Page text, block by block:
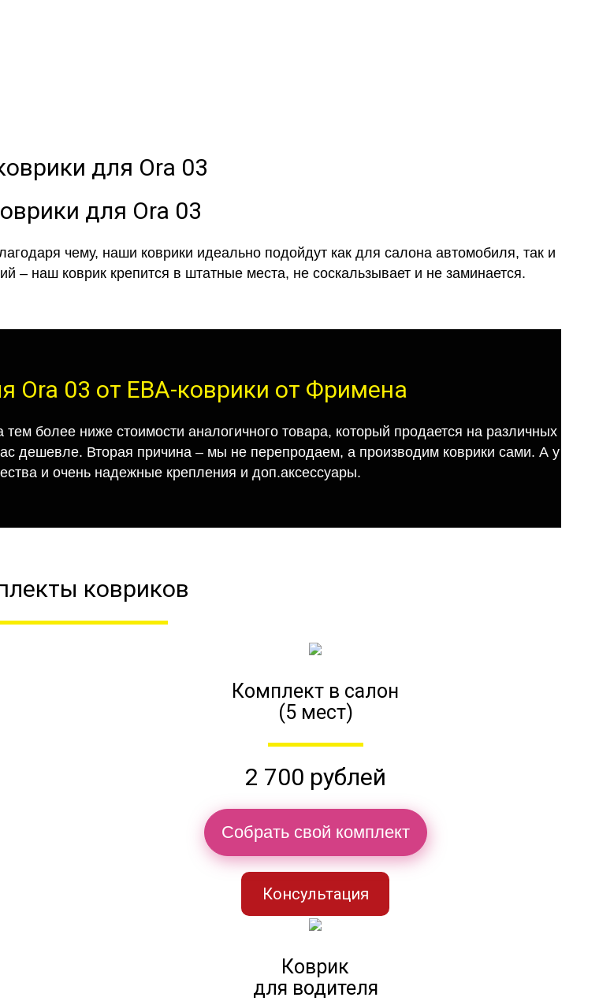
для Ora 03
чему, наши коврики идеально подойдут как для салона автомобиля, так и
– наш коврик крепится в штатные места, не соскальзывает и не заминается.
Ora 03 от ЕВА-коврики от Фримена
более ниже стоимости аналогичного товара, который продается на различных
дешевле. Вторая причина – мы не перепродаем, а производим коврики сами. А у
и очень надежные крепления и доп.аксессуары.
ковриков
Комплект в салон
(5 мест)
2 700 рублей
Собрать свой комплект
Консультация
Коврик
для водителя